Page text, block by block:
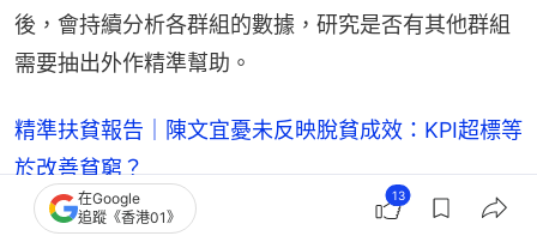
後，會持續分析各群組的數據，研究是否有其他群組
需要抽出外作精準幫助。
精準扶貧報告｜陳文宜憂未反映脫貧成效：KPI超標等
於改善貧窮？
「精準扶貧」變「精準暪貧」？管浩鳴料為免爭拗：
在Google
追蹤《香港01》
13